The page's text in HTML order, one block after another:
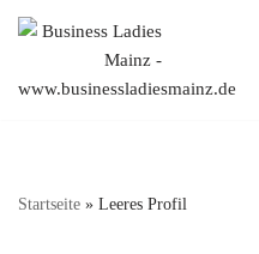
Inhalt
Startseite » Leeres Profil